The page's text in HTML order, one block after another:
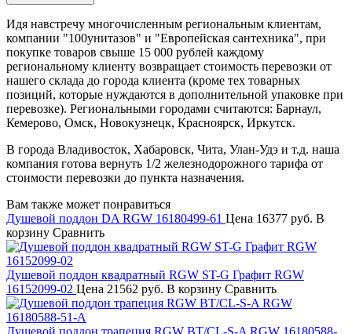
Идя навстречу многочисленным региональным клиентам,
компании "100унитазов" и "Европейская сантехника", при
покупке товаров свыше 15 000 рублей каждому
региональному клиенту возвращает стоимость перевозки от
нашего склада до города клиента (кроме тех товарных
позиций, которые нуждаются в дополнительной упаковке при
перевозке). Региональными городами считаются: Барнаул,
Кемерово, Омск, Новокузнецк, Красноярск, Иркутск.
В города Владивосток, Хабаровск, Чита, Улан-Удэ и т.д. наша
компания готова вернуть 1/2 железнодорожного тарифа от
стоимости перевозки до пункта назначения.
Вам также может понравиться
Душевой поддон DA RGW 16180499-61 Цена 16377 руб. В
корзину Сравнить
Душевой поддон квадратный RGW ST-G Графит RGW
16152099-02 Цена 21562 руб. В корзину Сравнить
Душевой поддон трапеция RGW BT/CL-S-A RGW 16180588-